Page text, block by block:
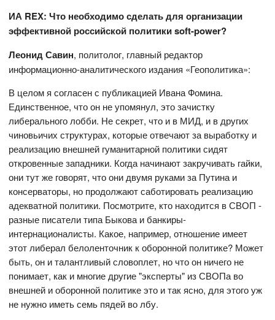
ИА REX: Что необходимо сделать для организации
эффективной российской политики soft-power?
Леонид Савин, политолог, главный редактор
информационно-аналитического издания «Геополитика»:
В целом я согласен с публикацией Ивана Фомина.
Единственное, что он не упомянул, это зачистку
либерального лобби. Не секрет, что и в МИД, и в других
чиновьичих структурах, которые отвечают за выработку и
реализацию внешней гуманитарной политики сидят
откровенные западники. Когда начинают закручивать гайки,
они тут же говорят, что они двумя руками за Путина и
консерваторы, но продолжают саботировать реализацию
адекватной политики. Посмотрите, кто находится в СВОП -
разные писатели типа Быкова и банкиры-
интернационалисты. Какое, например, отношение имеет
этот либерал белоленточник к оборонной политике? Может
быть, он и талантливый словоплет, но что он ничего не
понимает, как и многие другие "эксперты" из СВОПа во
внешней и оборонной политике это и так ясно, для этого уж
не нужно иметь семь пядей во лбу.